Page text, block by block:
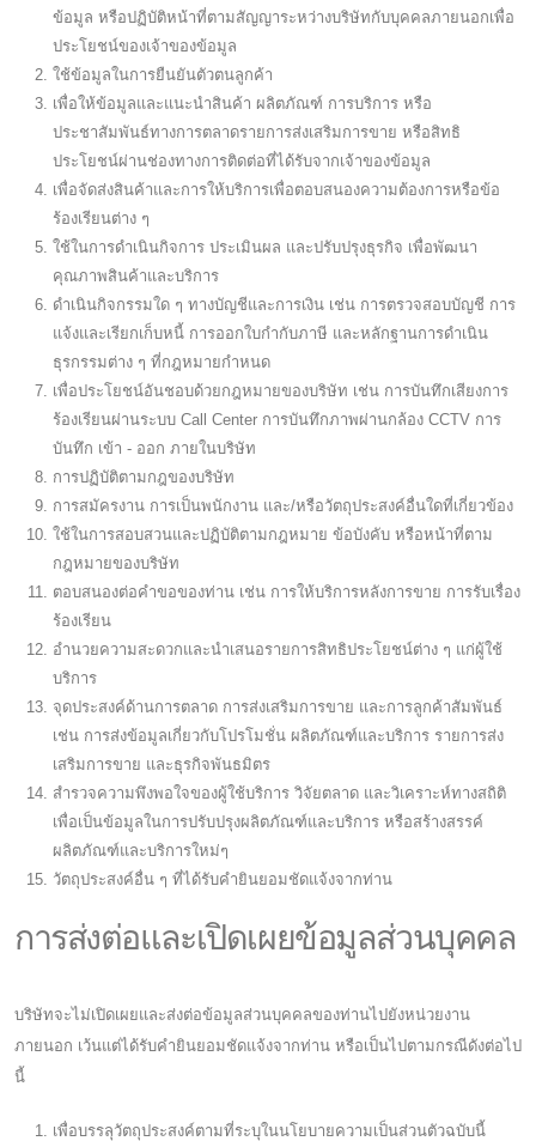
ข้อมูล หรือปฏิบัติหน้าที่ตามสัญญาระหว่างบริษัทกับบุคคลภายนอกเพื่อ
ประโยชน์ของเจ้าของข้อมูล
ใช้ข้อมูลในการยืนยันตัวตนลูกค้า
เพื่อให้ข้อมูลและแนะนำสินค้า ผลิตภัณฑ์ การบริการ หรือ
ประชาสัมพันธ์ทางการตลาดรายการส่งเสริมการขาย หรือสิทธิ
ประโยชน์ผ่านช่องทางการติดต่อที่ได้รับจากเจ้าของข้อมูล
เพื่อจัดส่งสินค้าและการให้บริการเพื่อตอบสนองความต้องการหรือข้อ
ร้องเรียนต่าง ๆ
ใช้ในการดำเนินกิจการ ประเมินผล และปรับปรุงธุรกิจ เพื่อพัฒนา
คุณภาพสินค้าและบริการ
ดำเนินกิจกรรมใด ๆ ทางบัญชีและการเงิน เช่น การตรวจสอบบัญชี การ
แจ้งและเรียกเก็บหนี้ การออกใบกำกับภาษี และหลักฐานการดำเนิน
ธุรกรรมต่าง ๆ ที่กฎหมายกำหนด
เพื่อประโยชน์อันชอบด้วยกฎหมายของบริษัท เช่น การบันทึกเสียงการ
ร้องเรียนผ่านระบบ Call Center การบันทึกภาพผ่านกล้อง CCTV การ
บันทึก เข้า - ออก ภายในบริษัท
การปฏิบัติตามกฎของบริษัท
การสมัครงาน การเป็นพนักงาน และ/หรือวัตถุประสงค์อื่นใดที่เกี่ยวข้อง
ใช้ในการสอบสวนและปฏิบัติตามกฎหมาย ข้อบังคับ หรือหน้าที่ตาม
กฎหมายของบริษัท
ตอบสนองต่อคำขอของท่าน เช่น การให้บริการหลังการขาย การรับเรื่อง
ร้องเรียน
อำนวยความสะดวกและนำเสนอรายการสิทธิประโยชน์ต่าง ๆ แก่ผู้ใช้
บริการ
จุดประสงค์ด้านการตลาด การส่งเสริมการขาย และการลูกค้าสัมพันธ์
เช่น การส่งข้อมูลเกี่ยวกับโปรโมชั่น ผลิตภัณฑ์และบริการ รายการส่ง
เสริมการขาย และธุรกิจพันธมิตร
สำรวจความพึงพอใจของผู้ใช้บริการ วิจัยตลาด และวิเคราะห์ทางสถิติ
เพื่อเป็นข้อมูลในการปรับปรุงผลิตภัณฑ์และบริการ หรือสร้างสรรค์
ผลิตภัณฑ์และบริการใหม่ๆ
วัตถุประสงค์อื่น ๆ ที่ได้รับคำยินยอมชัดแจ้งจากท่าน
การส่งต่อและเปิดเผยข้อมูลส่วนบุคคล
บริษัทจะไม่เปิดเผยและส่งต่อข้อมูลส่วนบุคคลของท่านไปยังหน่วยงาน
ภายนอก เว้นแต่ได้รับคำยินยอมชัดแจ้งจากท่าน หรือเป็นไปตามกรณีดังต่อไป
นี้
เพื่อบรรลุวัตถุประสงค์ตามที่ระบุในนโยบายความเป็นส่วนตัวฉบับนี้